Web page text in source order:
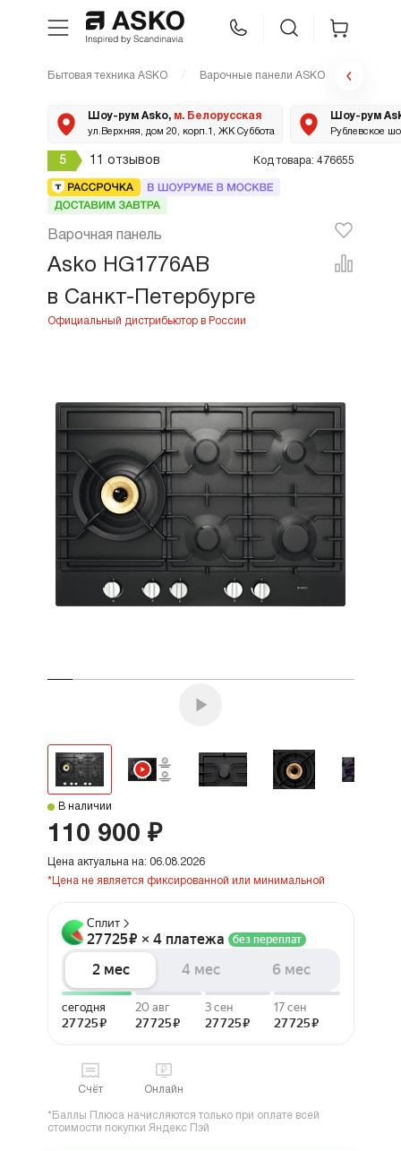
Техника для кухни
Уход за бельем
Asko Professional
Аксессуары
Бытовая техника ASKO Варочные панели ASKO
Шоу-рум Asko, м. Белорусская
ул.Верхняя, дом 20, корп.1, ЖК Суббота
Шоу-рум
Рублевское
5 11 отзывов Код товара: 476655
Варочная панель
Asko HG1776AB
в Санкт-Петербурге
В наличии
Цена актуальна на: 06.08.2026
110 900 ₽
*Цена не является фиксированной или минимальной
Счёт Онлайн
*Баллы Плюса начисляются только при оплате всей
стоимости покупки Яндекс Пэй